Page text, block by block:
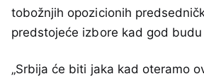
tobožnjih opozicionih
predstojeće izbore kad god budu
„Srbija će biti jaka kad oteramo